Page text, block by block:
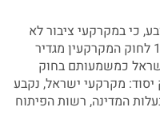
קובע, כי במקרקעי ציבור לא
יחול סעיף 94 לחוק, כאשר סעיף 107 לחוק המקרקעין מגדיר
כמשמעותם בחוק
ישראל. בסעיף 1 לחוק יסוד: מקרקעי ישראל, נקבע
המדינה, רשות הפיתוח